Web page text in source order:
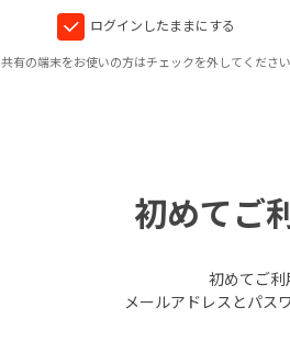
ログインしたままにする
共有の端末をお使いの方はチェックを外してください
初めてご
初めてご利
メールアドレスとパス